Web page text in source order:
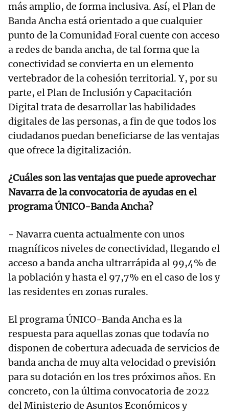
más amplio, de forma inclusiva. Así, el Plan de
Banda Ancha está orientado a que cualquier
punto de la Comunidad Foral cuente con acceso
a redes de banda ancha, de tal forma que la
conectividad se convierta en un elemento
vertebrador de la cohesión territorial. Y, por su
parte, el Plan de Inclusión y Capacitación
Digital trata de desarrollar las habilidades
digitales de las personas, a fin de que todos los
ciudadanos puedan beneficiarse de las ventajas
que ofrece la digitalización.
¿Cuáles son las ventajas que puede aprovechar
Navarra de la convocatoria de ayudas en el
programa ÚNICO-Banda Ancha?
- Navarra cuenta actualmente con unos
magníficos niveles de conectividad, llegando el
acceso a banda ancha ultrarrápida al 99,4% de
la población y hasta el 97,7% en el caso de los y
las residentes en zonas rurales.
El programa ÚNICO-Banda Ancha es la
respuesta para aquellas zonas que todavía no
disponen de cobertura adecuada de servicios de
banda ancha de muy alta velocidad o previsión
para su dotación en los tres próximos años. En
concreto, con la última convocatoria de 2022
del Ministerio de Asuntos Económicos y